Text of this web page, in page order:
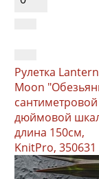
Рулетка Lantern
Moon
дюймовой
длина 150см,
KnitPro, 350631